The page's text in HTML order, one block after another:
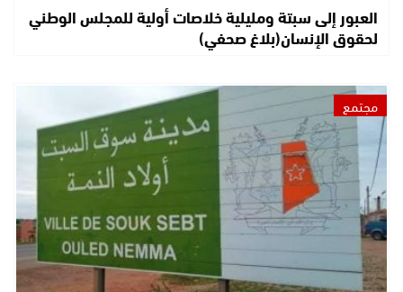
العبور إلى سبتة ومليلية خلاصات أولية للمجلس الوطني
لحقوق الإنسان(بلاغ صحفي)
مجتمع